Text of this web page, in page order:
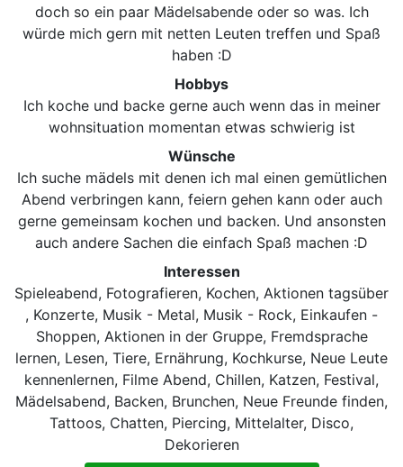
doch so ein paar Mädelsabende oder so was. Ich
würde mich gern mit netten Leuten treffen und Spaß
haben :D
Hobbys
Ich koche und backe gerne auch wenn das in meiner
wohnsituation momentan etwas schwierig ist
Wünsche
Ich suche mädels mit denen ich mal einen gemütlichen
Abend verbringen kann, feiern gehen kann oder auch
gerne gemeinsam kochen und backen. Und ansonsten
auch andere Sachen die einfach Spaß machen :D
Interessen
Spieleabend, Fotografieren, Kochen, Aktionen tagsüber
, Konzerte, Musik - Metal, Musik - Rock, Einkaufen -
Shoppen, Aktionen in der Gruppe, Fremdsprache
lernen, Lesen, Tiere, Ernährung, Kochkurse, Neue Leute
kennenlernen, Filme Abend, Chillen, Katzen, Festival,
Mädelsabend, Backen, Brunchen, Neue Freunde finden,
Tattoos, Chatten, Piercing, Mittelalter, Disco,
Dekorieren